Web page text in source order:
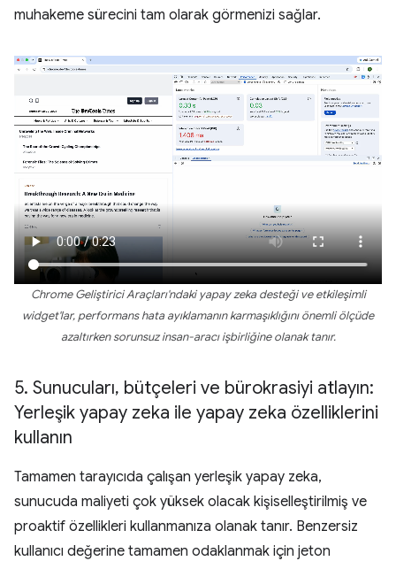
muhakeme sürecini tam olarak görmenizi sağlar.
Chrome Geliştirici Araçları'ndaki yapay zeka desteği ve etkileşimli
widget'lar, performans hata ayıklamanın karmaşıklığını önemli ölçüde
azaltırken sorunsuz insan-aracı işbirliğine olanak tanır.
5. Sunucuları, bütçeleri ve bürokrasiyi atlayın:
Yerleşik yapay zeka ile yapay zeka özelliklerini
kullanın
Tamamen tarayıcıda çalışan yerleşik yapay zeka,
sunucuda maliyeti çok yüksek olacak kişiselleştirilmiş ve
proaktif özellikleri kullanmanıza olanak tanır. Benzersiz
kullanıcı değerine tamamen odaklanmak için jeton